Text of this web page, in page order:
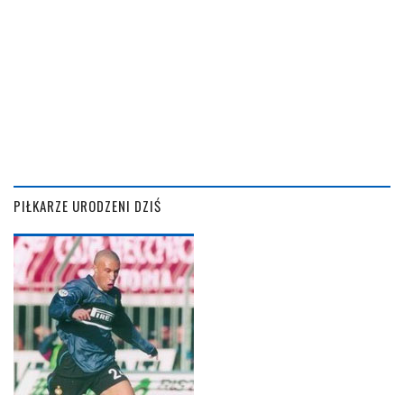
PIŁKARZE URODZENI DZIŚ